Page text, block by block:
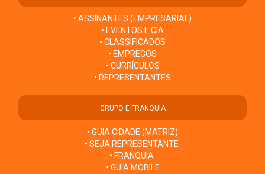
• ASSINANTES (EMPRESARIAL)
• EVENTOS E CIA
• CLASSIFICADOS
• EMPREGOS
• CURRÍCULOS
• REPRESENTANTES
GRUPO E FRANQUIA
• GUIA CIDADE (MATRIZ)
• SEJA REPRESENTANTE
• FRANQUIA
• GUIA MOBILE